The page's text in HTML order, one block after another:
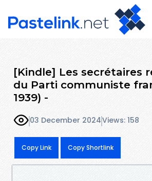
[Kindle] Les secrétaires
du Parti communiste
1939) -
03 December 2024Views: 158
Copy Link Copy Shortlink